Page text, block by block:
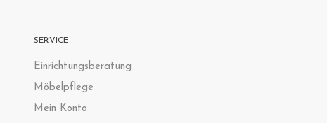
SERVICE
Einrichtungsberatung
Möbelpflege
Mein Konto